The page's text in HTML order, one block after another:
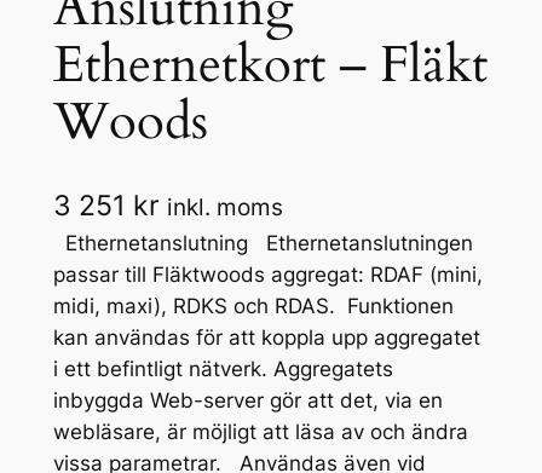
Ethernetkort – Fläkt
Woods
3 251 kr inkl. moms
Ethernetanslutning Ethernetanslutningen
passar till Fläktwoods aggregat: RDAF (mini,
midi, maxi), RDKS och RDAS. Funktionen
kan användas för att koppla upp aggregatet
i ett befintligt nätverk. Aggregatets
inbyggda Web-server gör att det, via en
webläsare, är möjligt att läsa av och ändra
vissa parametrar. Användas även vid